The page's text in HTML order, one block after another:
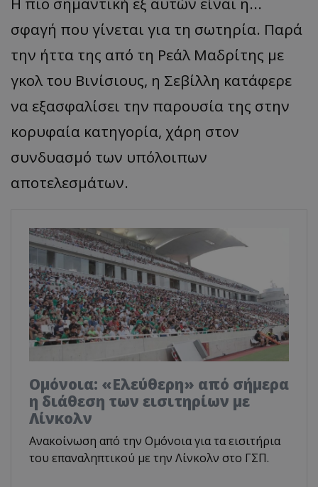
σφαγή που γίνεται για τη σωτηρία. Παρά
την ήττα της από τη Ρεάλ Μαδρίτης με
γκολ του Βινίσιους, η Σεβίλλη κατάφερε
να εξασφαλίσει την παρουσία της στην
κορυφαία κατηγορία, χάρη στον
συνδυασμό των υπόλοιπων
αποτελεσμάτων.
Ομόνοια: «Ελεύθερη» από σήμερα
η διάθεση των εισιτηρίων με
Λίνκολν
Ανακοίνωση από την Ομόνοια για τα εισιτήρια
του επαναληπτικού με την Λίνκολν στο ΓΣΠ.